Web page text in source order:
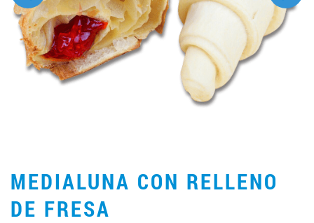
PEDIR PRODUCTOS "RUD":
LLEGAR A SER SOCIO
MEDIALUNA CON RELLENO
DE FRESA